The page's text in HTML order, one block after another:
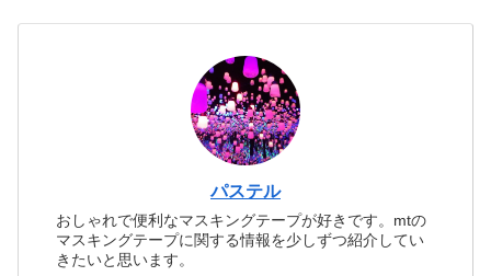
パステル
おしゃれで便利なマスキングテープが好きです。mtの
マスキングテープに関する情報を少しずつ紹介してい
きたいと思います。